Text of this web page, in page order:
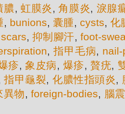
膿,虹膜炎 ,角膜炎, 淚腺
, bunions, 囊腫, cysts,化
scars,抑制腳汗,foot-
, 指甲毛病,
疹,象皮病, 爆疹,贅疣,
指甲龜裂, 化膿性指頭炎,
異物, foreign-bodies, 腦